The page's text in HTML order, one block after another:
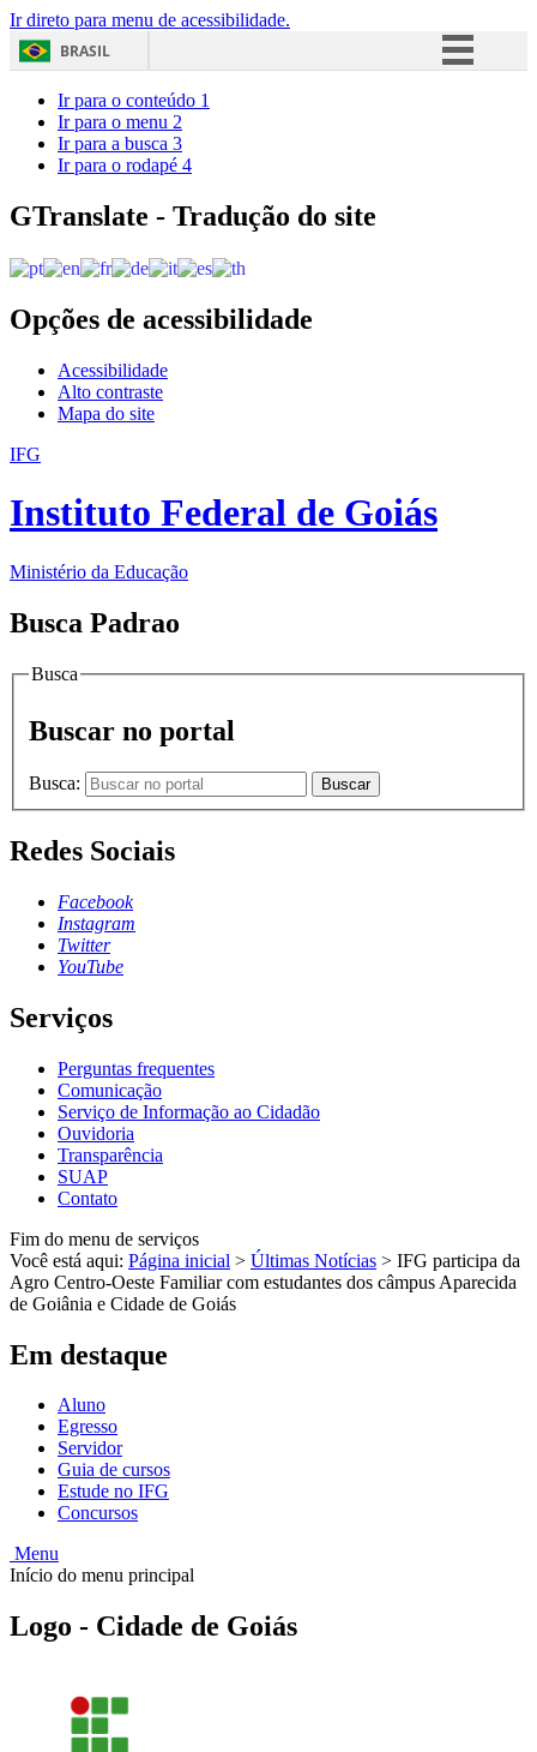
Ir direto para menu de acessibilidade.
BRASIL
Acesso à informação
Ir para o conteúdo 1
Ir para o menu 2
Ir para a busca 3
Ir para o rodapé 4
GTranslate - Tradução do site
Opções de acessibilidade
Acessibilidade
Alto contraste
Mapa do site
IFG
Instituto Federal de Goiás
Ministério da Educação
Busca Padrao
Busca
Buscar no portal
Busca: Buscar
Redes Sociais
Facebook
Instagram
Twitter
YouTube
Serviços
Perguntas frequentes
Comunicação
Serviço de Informação ao Cidadão
Ouvidoria
Transparência
SUAP
Contato
Fim do menu de serviços
Você está aqui: Página inicial > Últimas Notícias > IFG participa da
Agro Centro-Oeste Familiar com estudantes dos câmpus Aparecida
de Goiânia e Cidade de Goiás
Em destaque
Aluno
Egresso
Servidor
Guia de cursos
Estude no IFG
Concursos
Menu
Início do menu principal
Logo - Cidade de Goiás